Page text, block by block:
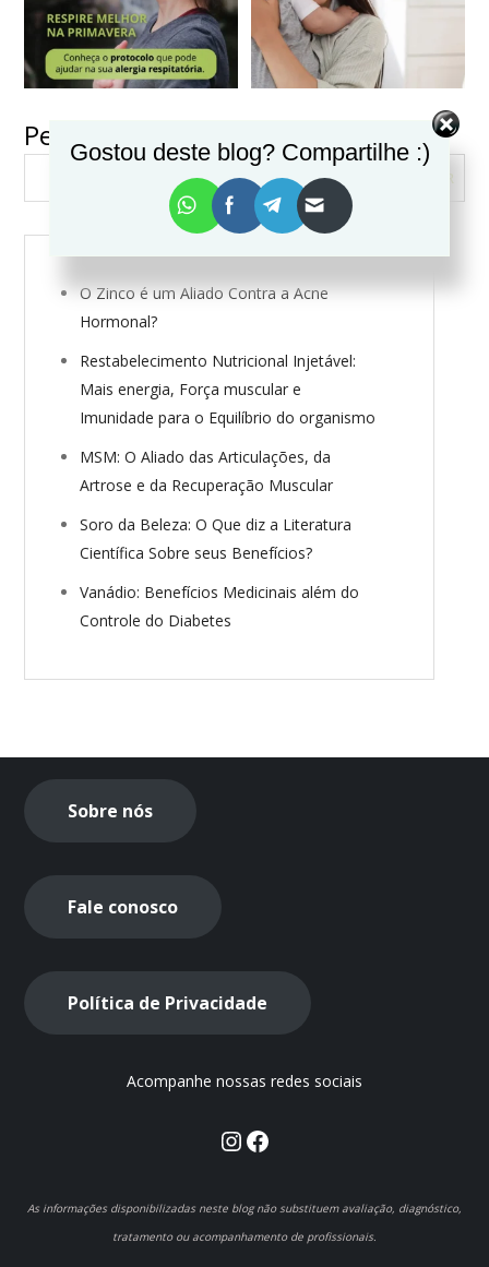
VER MAIS Seguir no Instagram
Pesquisar
PESQUISAR
O Zinco é um Aliado Contra a Acne
Hormonal?
Restabelecimento Nutricional Injetável:
Mais energia, Força muscular e
Imunidade para o Equilíbrio do organismo
MSM: O Aliado das Articulações, da
Artrose e da Recuperação Muscular
Soro da Beleza: O Que diz a Literatura
Científica Sobre seus Benefícios?
Vanádio: Benefícios Medicinais além do
Controle do Diabetes
Sobre nós
Fale conosco
Política de Privacidade
Acompanhe nossas redes sociais
Instagram
Facebook
As informações disponibilizadas neste blog não substituem avaliação, diagnóstico,
tratamento ou acompanhamento de profissionais.
Gostou deste blog? Compartilhe :)